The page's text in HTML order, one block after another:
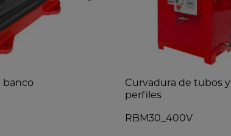
banco
Curvadura de tubos y
perfiles
RBM30_400V